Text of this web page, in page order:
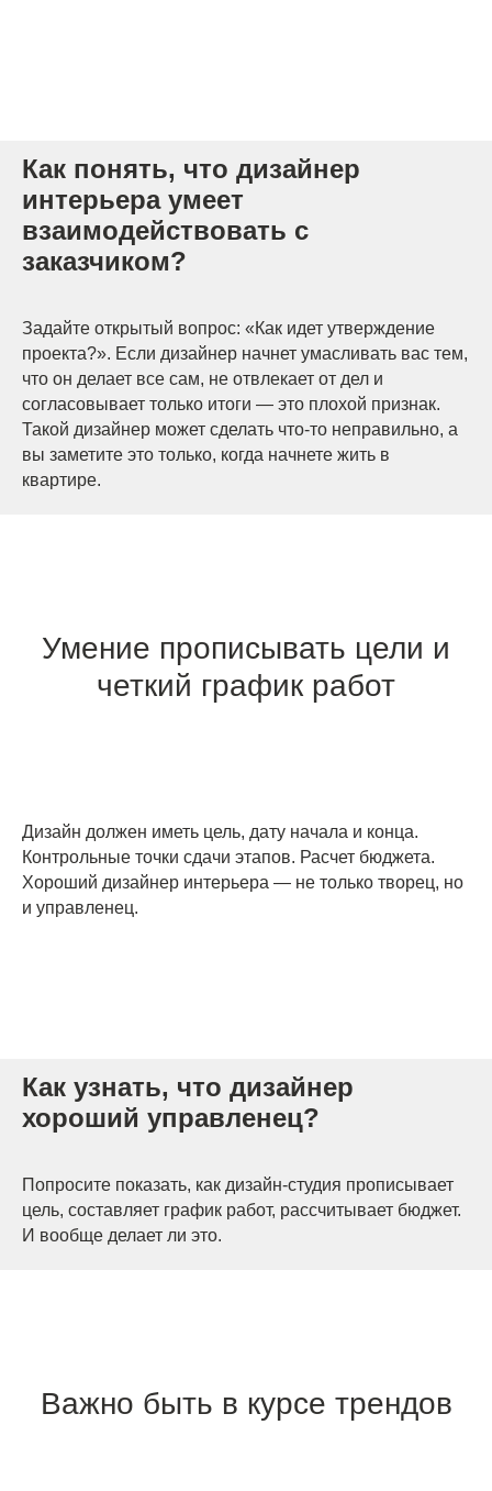
Как понять, что дизайнер
интерьера умеет
взаимодействовать с
заказчиком?
Задайте открытый вопрос: «Как идет утверждение
проекта?». Если дизайнер начнет умасливать вас тем,
что он делает все сам, не отвлекает от дел и
согласовывает только итоги — это плохой признак.
Такой дизайнер может сделать что-то неправильно, а
вы заметите это только, когда начнете жить в
квартире.
Умение прописывать цели и
четкий график работ
Дизайн должен иметь цель, дату начала и конца.
Контрольные точки сдачи этапов. Расчет бюджета.
Хороший дизайнер интерьера — не только творец, но
и управленец.
Как узнать, что дизайнер
хороший управленец?
Попросите показать, как дизайн-студия прописывает
цель, составляет график работ, рассчитывает бюджет.
И вообще делает ли это.
Важно быть в курсе трендов
ЖДЕМ ВАС В СТУДИИ ДЛЯ
ОБСУЖДЕНИЯ ПРОЕКТА
Санкт-Петербург,
Микрорайон центральный, улица Роз, 41
Москва,
Нижняя Сыромятническая улица, 10, стр.12
8 812 507 61 62
В СОЦИАЛЬНЫХ СЕТЯХ:
Дизайн квартиры 100 м2
Дизайн квартиры 120 м2
Дизайн квартиры 90 м2
Дизайн трехкомнатной квартиры
Дизайн четырехкомнатной квартиры
Дизайн пятикомнатной квартиры
Согласие на обработку персональных данных